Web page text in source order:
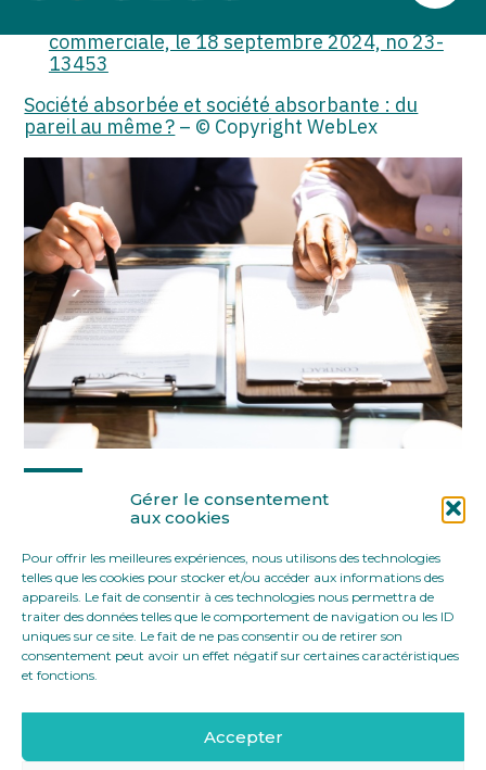
Gérer le consentement
aux cookies
Pour offrir les meilleures expériences, nous utilisons des technologies
telles que les cookies pour stocker et/ou accéder aux informations des
appareils. Le fait de consentir à ces technologies nous permettra de
traiter des données telles que le comportement de navigation ou les ID
uniques sur ce site. Le fait de ne pas consentir ou de retirer son
consentement peut avoir un effet négatif sur certaines caractéristiques
et fonctions.
Accepter
commerciale, le 18 septembre 2024, no 23-
13453
Société absorbée et société absorbante : du
pareil au même ? – © Copyright WebLex
FaceBook
TwitterLinkedIn